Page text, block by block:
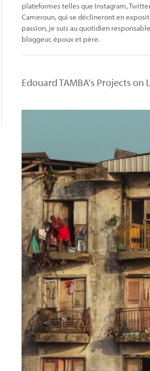
plateformes telles que Instagram,
Cameroun, qui se déclineront en
passion, je suis au quotidien
bloggeur, époux et père.
Edouard TAMBA's Projects on